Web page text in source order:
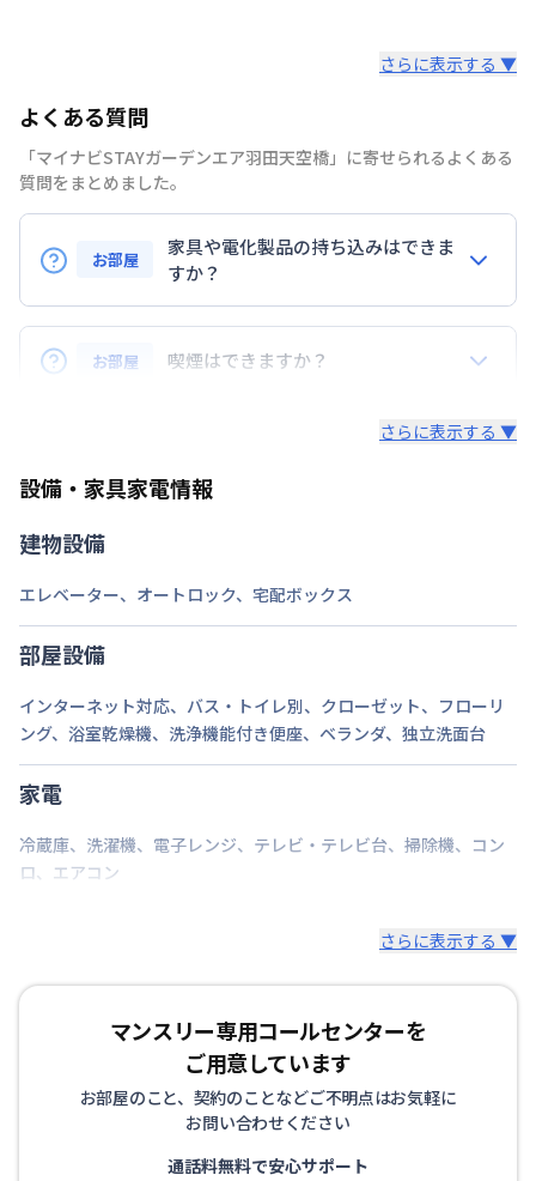
禁煙・喫煙
定員
1名
次回更新日
情報更新日より14日以内
さらに表示する ▼
よくある質問
「マイナビSTAYガーデンエア羽田天空橋」に寄せられるよくある
質問をまとめました。
お部屋
家具や電化製品の持ち込みはできま
すか？
お持ち込みいただけます。
ただし、標準設備として部屋に備え付けの家具・家電
以外の扱いについては当社では責任を負いかねます。
また、お持ち込みいただいた家具や家電はご退去時に
お部屋 喫煙はできますか？
さらに表示する ▼
設備・家具家電情報
建物設備
エレベーター、 オートロック、 宅配ボックス
部屋設備
インターネット対応、 バス・トイレ別、 クローゼット、 フローリ
ング、 浴室乾燥機、 洗浄機能付き便座、 ベランダ、 独立洗面台
家電
冷蔵庫、 洗濯機、 電子レンジ、 テレビ・テレビ台、 掃除機、 コン
ロ、 エアコン
さらに表示する ▼
マンスリー専用コールセンターを
ご用意しています
お部屋のこと、契約のことなどご不明点はお気軽に
お問い合わせください
通話料無料で安心サポート